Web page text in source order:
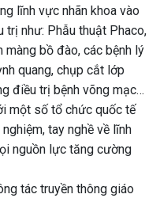
lĩnh vực nhãn khoa vào
trị như: Phẫu thuật Phaco,
bồ đào, các bệnh lý
quang, chụp cắt lớp
điều trị bệnh võng mạc…
một số tổ chức quốc tế
tay nghề về lĩnh
nguồn lực tăng cường
tác truyền thông giáo